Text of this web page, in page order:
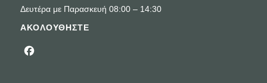
Δευτέρα με Παρασκευή 08:00 – 14:30
ΑΚΟΛΟΥΘΗΣΤΕ